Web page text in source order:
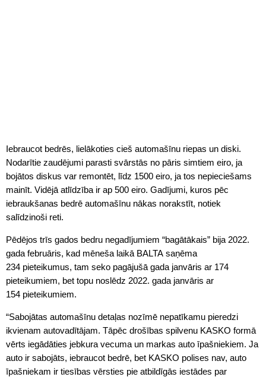
Iebraucot bedrēs, lielākoties cieš automašīnu riepas un diski.
Nodarītie zaudējumi parasti svārstās no pāris simtiem eiro, ja
bojātos diskus var remontēt, līdz 1500 eiro, ja tos nepieciešams
mainīt. Vidējā atlīdzība ir ap 500 eiro. Gadījumi, kuros pēc
iebraukšanas bedrē automašīnu nākas norakstīt, notiek
salīdzinoši reti.
Pēdējos trīs gados bedru negadījumiem “bagātākais” bija 2022.
gada februāris, kad mēneša laikā BALTA saņēma
234 pieteikumus, tam seko pagājušā gada janvāris ar 174
pieteikumiem, bet topu noslēdz 2022. gada janvāris ar
154 pieteikumiem.
“Sabojātas automašīnu detaļas nozīmē nepatīkamu pieredzi
ikvienam autovadītājam. Tāpēc drošības spilvenu KASKO formā
vērts iegādāties jebkura vecuma un markas auto īpašniekiem. Ja
auto ir sabojāts, iebraucot bedrē, bet KASKO polises nav, auto
īpašniekam ir tiesības vērsties pie atbildīgās iestādes par